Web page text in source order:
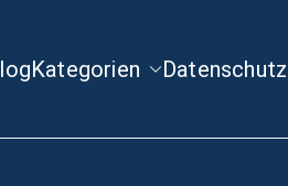
Kategorien Datenschutz